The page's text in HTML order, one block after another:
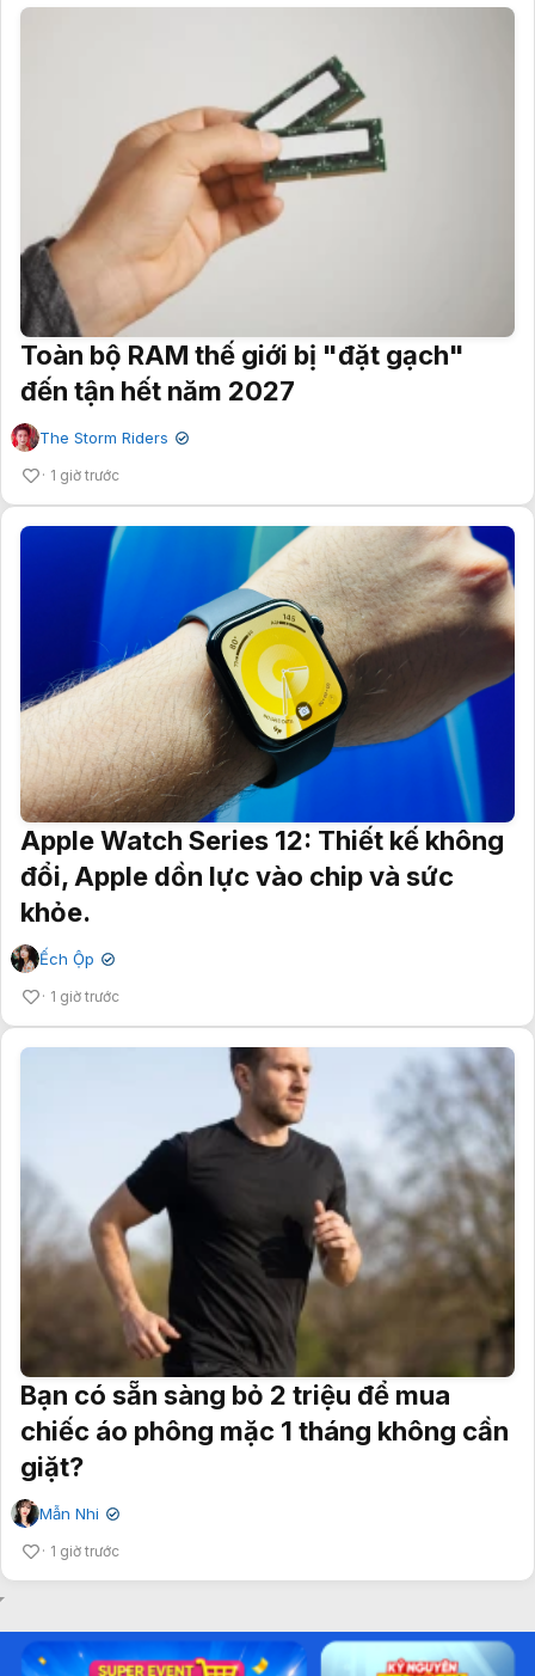
Toàn bộ RAM thế giới bị "đặt gạch"
đến tận hết năm 2027
The Storm Riders ✔
1 giờ trước
Apple Watch Series 12: Thiết kế không
đổi, Apple dồn lực vào chip và sức
khỏe.
Ếch Ộp ✔
1 giờ trước
Bạn có sẵn sàng bỏ 2 triệu để mua
chiếc áo phông mặc 1 tháng không cần
giặt?
Mẫn Nhi ✔
1 giờ trước